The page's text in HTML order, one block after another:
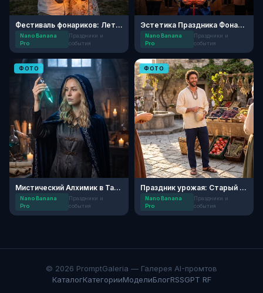
Фестиваль фонариков: Летний вечер
Nano Banana
Pro
Праздники и
события
Эстетика Праздника Фонарей
Nano Banana
Pro
Праздники и
события
ФОТО
Мистический Алхимик в Тайной Лаборатории
Nano Banana
Pro
Праздники и
события
ФОТО
Праздник урожая: Старый Крым
Nano Banana
Pro
Праздники и
события
© 2026 PromptGaleria — Галерея AI-промтов
КаталогКатегорииМоделиБлогRSSGPT RF